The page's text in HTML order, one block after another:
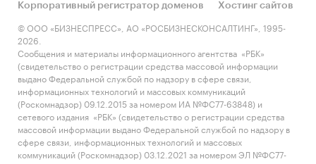
Корпоративный регистратор доменов
Хостинг сайтов
© ООО «БИЗНЕСПРЕСС», АО «РОСБИЗНЕСКОНСАЛТИНГ», 1995-
2026.
Сообщения и материалы информационного агентства «РБК»
(свидетельство о регистрации средства массовой информации
выдано Федеральной службой по надзору в сфере связи,
информационных технологий и массовых коммуникаций
(Роскомнадзор) 09.12.2015 за номером ИА №ФС77-63848) и
сетевого издания «РБК» (свидетельство о регистрации средства
массовой информации выдано Федеральной службой по надзору в
сфере связи, информационных технологий и массовых
коммуникаций (Роскомнадзор) 03.12.2021 за номером ЭЛ №ФС77-